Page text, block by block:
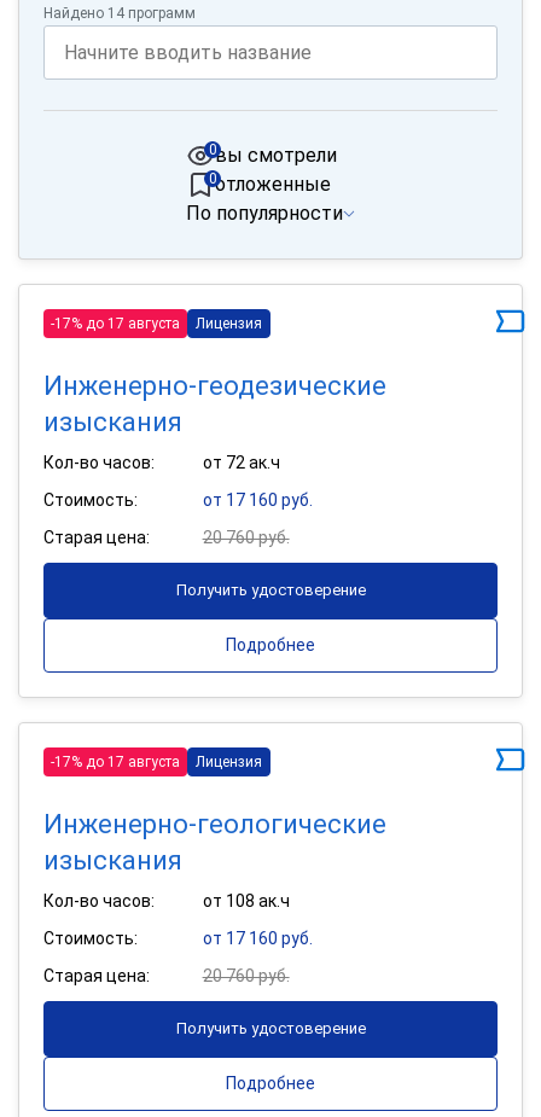
Найдено 14 программ
вы смотрели
0
отложенные
0
По популярности
-17% до 17 августа Лицензия
Инженерно-геодезические
изыскания
Кол-во часов:
от 72 ак.ч
Стоимость:
от 17 160 руб.
Старая цена:
20 760 руб.
Получить удостоверение
Подробнее
-17% до 17 августа Лицензия
Инженерно-геологические
изыскания
Кол-во часов:
от 108 ак.ч
Стоимость:
от 17 160 руб.
Старая цена:
20 760 руб.
Получить удостоверение
Подробнее